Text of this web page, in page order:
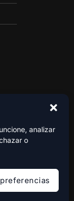
analizar
o